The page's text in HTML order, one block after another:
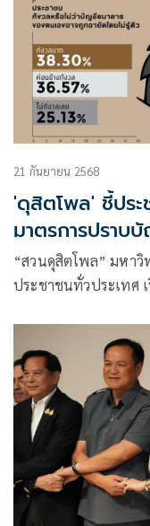
21 กันยายน 2568
'ดุสิตโพล' ชี้ประ
มาตรการปรา
“สวนดุสิตโพล” มหาวิ
ประชาชนทั่วประเทศ
ระหว่างวันที่ 16-19
ช่วงที่ผ่านมา กลุ่มตัวอย่